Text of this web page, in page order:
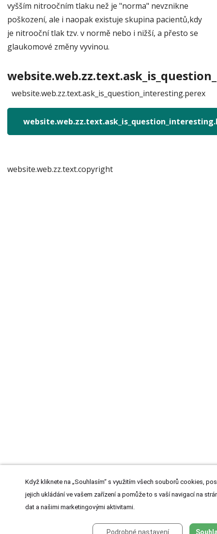
vyšším nitroočním tlaku než je "norma" nevznikne
poškození, ale i naopak existuje skupina pacientů,kdy
je nitrooční tlak tzv. v normě nebo i nižší, a přesto se
glaukomové změny vyvinou.
website.web.zz.text.ask_is_question_interesting.perex
website.web.zz.text.copyright
Když kliknete na „Souhlasím“ s využitím všech souborů cookies,
jejich ukládání ve vašem zařízení a pomůže to s vaší navigací na
dat a našimi marketingovými aktivitami.
Podrobné nastavení